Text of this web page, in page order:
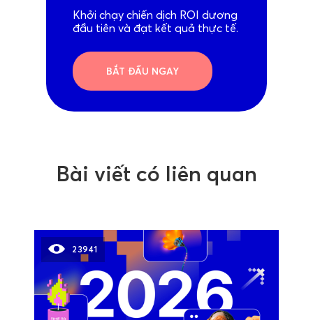
Khởi chạy chiến dịch ROI dương
đầu tiên và đạt kết quả thực tế.
BẮT ĐẦU NGAY
Bài viết có liên quan
23941